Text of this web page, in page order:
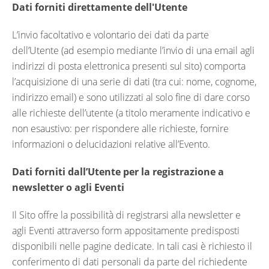
Dati forniti direttamente dell'Utente
L’invio facoltativo e volontario dei dati da parte
dell’Utente (ad esempio mediante l’invio di una email agli
indirizzi di posta elettronica presenti sul sito) comporta
l’acquisizione di una serie di dati (tra cui: nome, cognome,
indirizzo email) e sono utilizzati al solo fine di dare corso
alle richieste dell’utente (a titolo meramente indicativo e
non esaustivo: per rispondere alle richieste, fornire
informazioni o delucidazioni relative all’Evento.
Dati forniti dall’Utente per la registrazione a
newsletter o agli Eventi
Il Sito offre la possibilità di registrarsi alla newsletter e
agli Eventi attraverso form appositamente predisposti
disponibili nelle pagine dedicate. In tali casi è richiesto il
conferimento di dati personali da parte del richiedente